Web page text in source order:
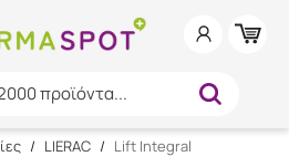
προϊόντα...
/ LIERAC / Lift Integral